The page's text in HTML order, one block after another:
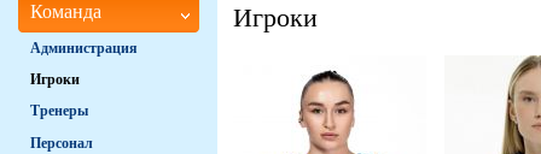
Игроки
Команда
Администрация
Игроки
Тренеры
Персонал